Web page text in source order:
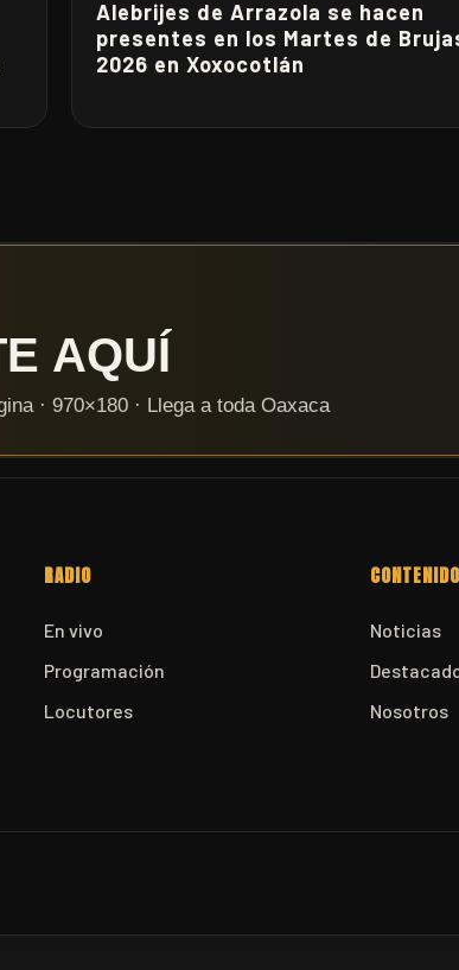
Alebrijes de Arrazola se hacen
presentes en los Martes de
2026 en Xoxocotlán
RADIO
En vivo
Programación
Locutores
CONTENIDO
Noticias
Nosotros